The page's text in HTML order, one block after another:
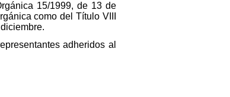
15/1999, de 13 de
como del Título VIII
adheridos al